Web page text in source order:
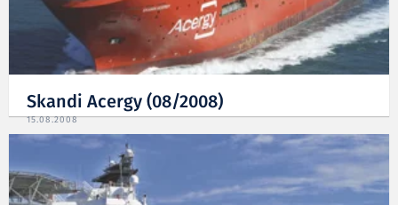
Skandi Acergy (08/2008)
15.08.2008